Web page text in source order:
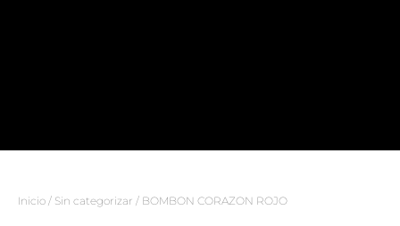
Inicio / Sin categorizar / BOMBON CORAZON ROJO